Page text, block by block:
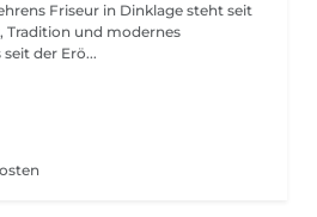
Friseur in Dinklage steht seit
Tradition und modernes
der Erö...